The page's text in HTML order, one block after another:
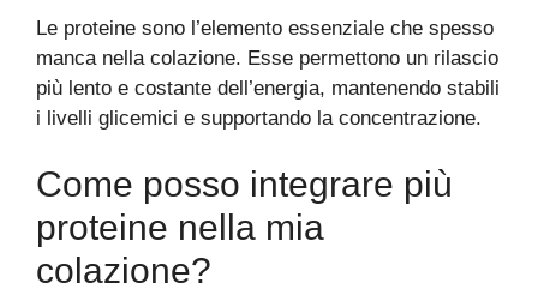
Le proteine sono l’elemento essenziale che spesso
manca nella colazione. Esse permettono un rilascio
più lento e costante dell’energia, mantenendo stabili
i livelli glicemici e supportando la concentrazione.
Come posso integrare più
proteine nella mia
colazione?